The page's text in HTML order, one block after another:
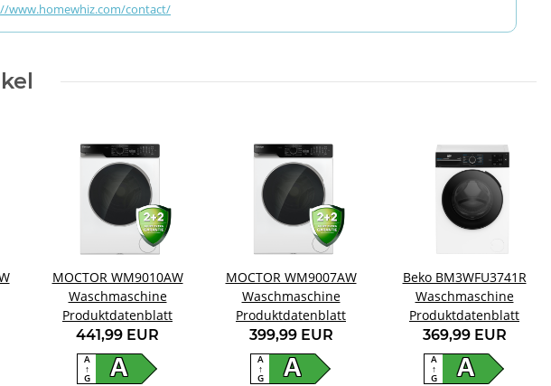
www.homewhiz.com/contact/
MOCTOR WM9010AW
Waschmaschine
Produktdatenblatt
441,99 EUR
A
A
↑
G
MOCTOR WM9007AW
Waschmaschine
Produktdatenblatt
399,99 EUR
A
A
↑
G
Beko BM3WFU3741R
Waschmaschine
Produktdatenblatt
369,99 EUR
A
A
↑
G